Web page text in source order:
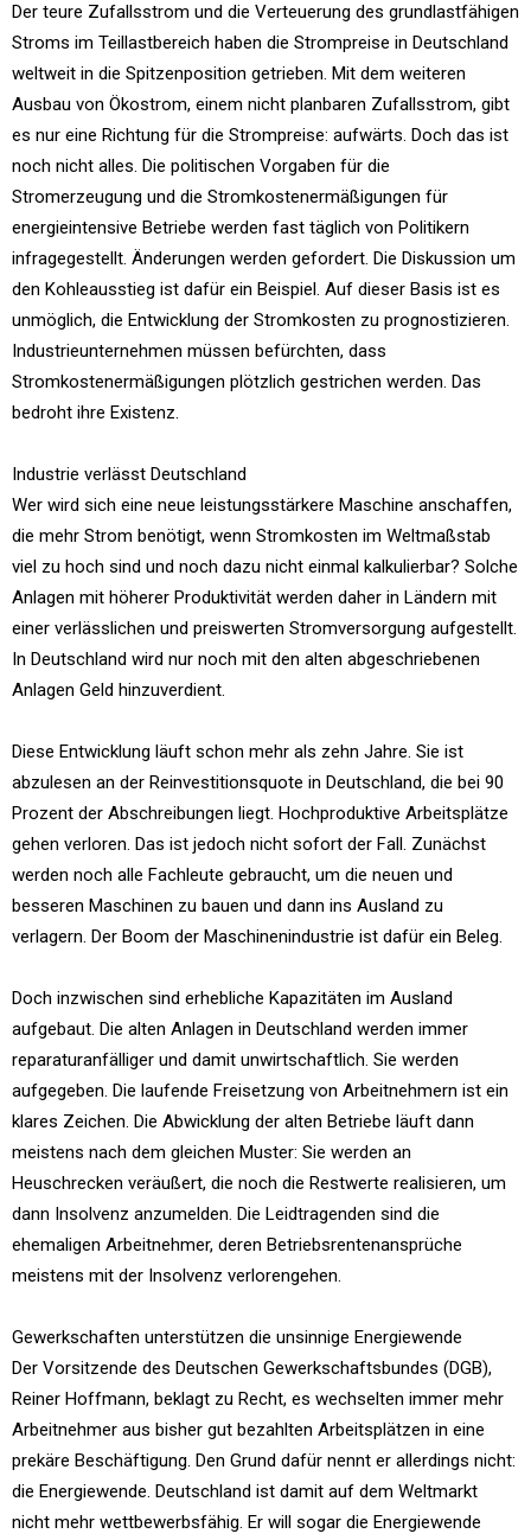
Der teure Zufallsstrom und die Verteuerung des grundlastfähigen
Stroms im Teillastbereich haben die Strompreise in Deutschland
weltweit in die Spitzenposition getrieben. Mit dem weiteren
Ausbau von Ökostrom, einem nicht planbaren Zufallsstrom, gibt
es nur eine Richtung für die Strompreise: aufwärts. Doch das ist
noch nicht alles. Die politischen Vorgaben für die
Stromerzeugung und die Stromkostenermäßigungen für
energieintensive Betriebe werden fast täglich von Politikern
infragegestellt. Änderungen werden gefordert. Die Diskussion um
den Kohleausstieg ist dafür ein Beispiel. Auf dieser Basis ist es
unmöglich, die Entwicklung der Stromkosten zu prognostizieren.
Industrieunternehmen müssen befürchten, dass
Stromkostenermäßigungen plötzlich gestrichen werden. Das
bedroht ihre Existenz.
Industrie verlässt Deutschland
Wer wird sich eine neue leistungsstärkere Maschine anschaffen,
die mehr Strom benötigt, wenn Stromkosten im Weltmaßstab
viel zu hoch sind und noch dazu nicht einmal kalkulierbar? Solche
Anlagen mit höherer Produktivität werden daher in Ländern mit
einer verlässlichen und preiswerten Stromversorgung aufgestellt.
In Deutschland wird nur noch mit den alten abgeschriebenen
Anlagen Geld hinzuverdient.
Diese Entwicklung läuft schon mehr als zehn Jahre. Sie ist
abzulesen an der Reinvestitionsquote in Deutschland, die bei 90
Prozent der Abschreibungen liegt. Hochproduktive Arbeitsplätze
gehen verloren. Das ist jedoch nicht sofort der Fall. Zunächst
werden noch alle Fachleute gebraucht, um die neuen und
besseren Maschinen zu bauen und dann ins Ausland zu
verlagern. Der Boom der Maschinenindustrie ist dafür ein Beleg.
Doch inzwischen sind erhebliche Kapazitäten im Ausland
aufgebaut. Die alten Anlagen in Deutschland werden immer
reparaturanfälliger und damit unwirtschaftlich. Sie werden
aufgegeben. Die laufende Freisetzung von Arbeitnehmern ist ein
klares Zeichen. Die Abwicklung der alten Betriebe läuft dann
meistens nach dem gleichen Muster: Sie werden an
Heuschrecken veräußert, die noch die Restwerte realisieren, um
dann Insolvenz anzumelden. Die Leidtragenden sind die
ehemaligen Arbeitnehmer, deren Betriebsrentenansprüche
meistens mit der Insolvenz verlorengehen.
Gewerkschaften unterstützen die unsinnige Energiewende
Der Vorsitzende des Deutschen Gewerkschaftsbundes (DGB),
Reiner Hoffmann, beklagt zu Recht, es wechselten immer mehr
Arbeitnehmer aus bisher gut bezahlten Arbeitsplätzen in eine
prekäre Beschäftigung. Den Grund dafür nennt er allerdings nicht:
die Energiewende. Deutschland ist damit auf dem Weltmarkt
nicht mehr wettbewerbsfähig. Er will sogar die Energiewende